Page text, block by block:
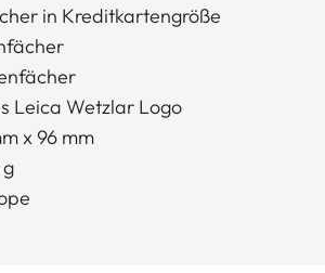
in Kreditkartengröße
Leica Wetzlar Logo
x 96 mm